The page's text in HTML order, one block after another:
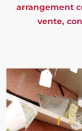
arrangement
vente,